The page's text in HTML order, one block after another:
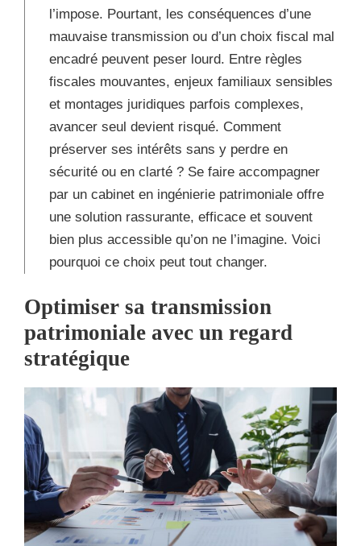
l’impose. Pourtant, les conséquences d’une
mauvaise transmission ou d’un choix fiscal mal
encadré peuvent peser lourd. Entre règles
fiscales mouvantes, enjeux familiaux sensibles
et montages juridiques parfois complexes,
avancer seul devient risqué. Comment
préserver ses intérêts sans y perdre en
sécurité ou en clarté ? Se faire accompagner
par un cabinet en ingénierie patrimoniale offre
une solution rassurante, efficace et souvent
bien plus accessible qu’on ne l’imagine. Voici
pourquoi ce choix peut tout changer.
Optimiser sa transmission
patrimoniale avec un regard
stratégique